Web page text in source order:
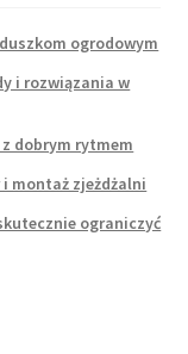
ogrodowym
i rozwiązania w
dobrym rytmem
montaż zjeżdżalni
ograniczyć